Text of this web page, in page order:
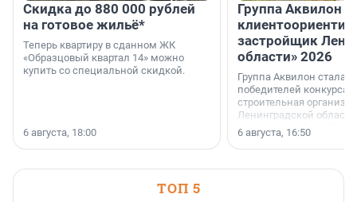
Скидка до 880 000 рублей
на готовое жильё*
Теперь квартиру в сданном ЖК
«Образцовый квартал 14» можно
купить со специальной скидкой.
6 августа, 18:00
Группа Аквилон
застройщик
области» 2026
Группа Аквилон стала
победителей конкурса
строительная
Ленинградской области
номинации «Самый
застройщик
области».
6 августа, 16:50
ТОП 5